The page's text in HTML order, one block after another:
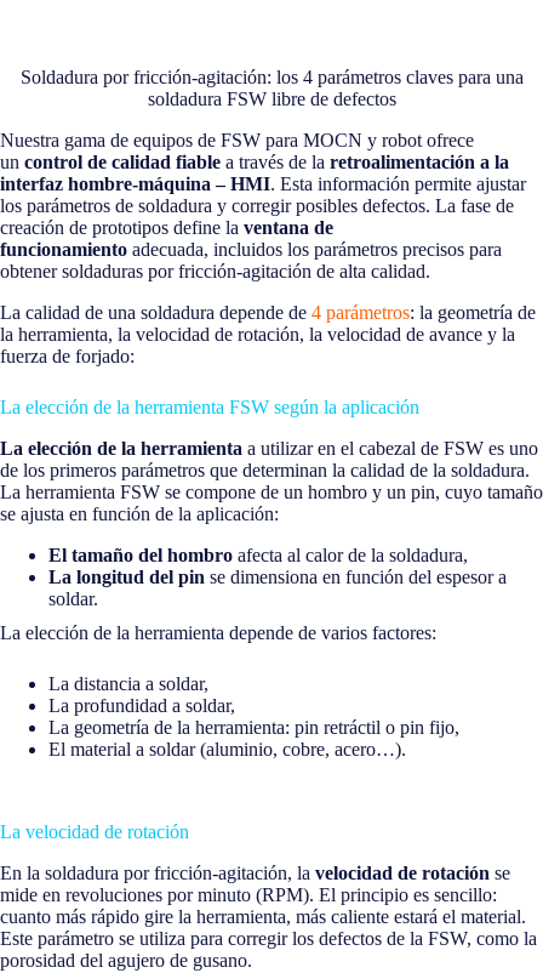
Soldadura por fricción-agitación: los 4 parámetros claves para una
soldadura FSW libre de defectos
Nuestra gama de equipos de FSW para MOCN y robot ofrece
un control de calidad fiable a través de la retroalimentación a la
interfaz hombre-máquina – HMI. Esta información permite ajustar
los parámetros de soldadura y corregir posibles defectos. La fase de
creación de prototipos define la ventana de
funcionamiento adecuada, incluidos los parámetros precisos para
obtener soldaduras por fricción-agitación de alta calidad.
La calidad de una soldadura depende de 4 parámetros: la geometría de
la herramienta, la velocidad de rotación, la velocidad de avance y la
fuerza de forjado:
La elección de la herramienta FSW según la aplicación
La elección de la herramienta a utilizar en el cabezal de FSW es uno
de los primeros parámetros que determinan la calidad de la soldadura.
La herramienta FSW se compone de un hombro y un pin, cuyo tamaño
se ajusta en función de la aplicación:
El tamaño del hombro afecta al calor de la soldadura,
La longitud del pin se dimensiona en función del espesor a
soldar.
La elección de la herramienta depende de varios factores:
La distancia a soldar,
La profundidad a soldar,
La geometría de la herramienta: pin retráctil o pin fijo,
El material a soldar (aluminio, cobre, acero…).
La velocidad de rotación
En la soldadura por fricción-agitación, la velocidad de rotación se
mide en revoluciones por minuto (RPM). El principio es sencillo:
cuanto más rápido gire la herramienta, más caliente estará el material.
Este parámetro se utiliza para corregir los defectos de la FSW, como la
porosidad del agujero de gusano.